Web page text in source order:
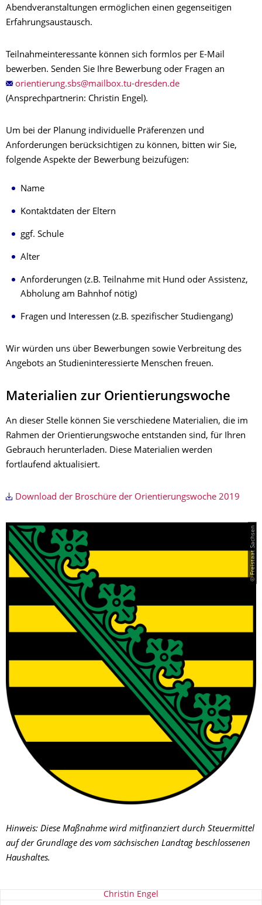
Abendveranstaltungen ermöglichen einen gegenseitigen
Erfahrungsaustausch.
Teilnahmeinteressante können sich formlos per E-Mail
bewerben. Senden Sie Ihre Bewerbung oder Fragen an
(Ansprechpartnerin: Christin Engel).
Um bei der Planung individuelle Präferenzen und
Anforderungen berücksichtigen zu können, bitten wir Sie,
folgende Aspekte der Bewerbung beizufügen:
Name
Kontaktdaten der Eltern
ggf. Schule
Alter
Anforderungen (z.B. Teilnahme mit Hund oder Assistenz,
Abholung am Bahnhof nötig)
Fragen und Interessen (z.B. spezifischer Studiengang)
Wir würden uns über Bewerbungen sowie Verbreitung des
Angebots an Studieninteressierte Menschen freuen.
Materialien zur Orientierungswoche
An dieser Stelle können Sie verschiedene Materialien, die im
Rahmen der Orientierungswoche entstanden sind, für Ihren
Gebrauch herunterladen. Diese Materialien werden
fortlaufend aktualisiert.
Download der Broschüre der Orientierungswoche 2019
© Freistaat Sachsen
Hinweis: Diese Maßnahme wird mitfinanziert durch Steuermittel
auf der Grundlage des vom sächsischen Landtag beschlossenen
Haushaltes.
Zu dieser Seite Christin Engel